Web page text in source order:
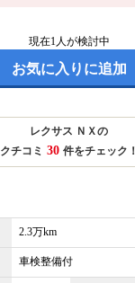
現在1 人が検討中
お気に入りに追加
レクサス ＮＸの
クチコミ 30 件をチェック！
2.3万km
車検整備付